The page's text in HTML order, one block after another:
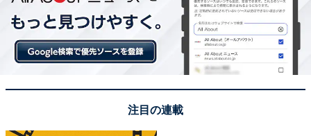
現しています。
注目の連載